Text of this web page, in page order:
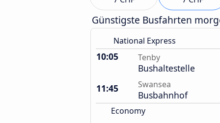
Günstigste Busfahrten
National Express
10:05 Tenby
Bushaltestelle
11:45
Swansea
Busbahnhof
Economy